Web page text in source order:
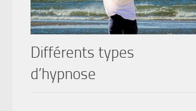
Différents types
d’hypnose